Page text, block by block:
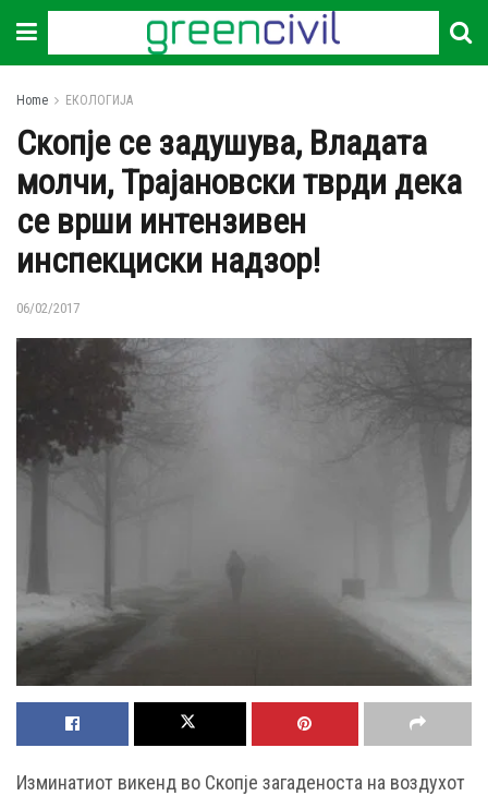
Home ЕКОЛОГИЈА
Скопје се задушува, Владата
молчи, Трајановски тврди дека
се врши интензивен
инспекциски надзор!
06/02/2017
Изминатиот викенд во Скопје загаденоста на воздухот